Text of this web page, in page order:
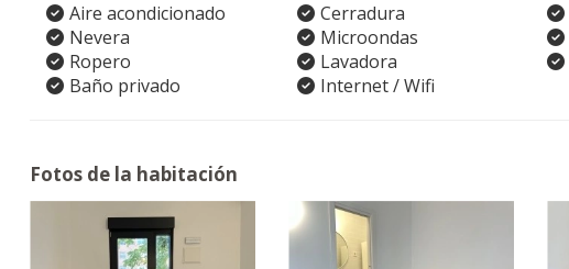
Aire acondicionado Cerradura
Nevera
Microondas
Ropero
Lavadora
Baño privado
Internet / Wifi
Fotos de la habitación